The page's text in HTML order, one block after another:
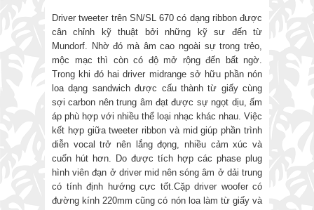
Driver tweeter trên SN/SL 670 có dạng ribbon được
cân chỉnh kỹ thuật bởi những kỹ sư đến từ
Mundorf. Nhờ đó mà âm cao ngoài sự trong trẻo,
mộc mạc thì còn có độ mở rộng đến bất ngờ.
Trong khi đó hai driver midrange sở hữu phần nón
loa dạng sandwich được cấu thành từ giấy cùng
sợi carbon nên trung âm đạt được sự ngọt dịu, ấm
áp phù hợp với nhiều thể loại nhạc khác nhau. Việc
kết hợp giữa tweeter ribbon và mid giúp phần trình
diễn vocal trở nên lắng đọng, nhiều cảm xúc và
cuốn hút hơn. Do được tích hợp các phase plug
hình viên đạn ở driver mid nên sóng âm ở dải trung
có tính định hướng cực tốt.Cặp driver woofer có
đường kính 220mm cũng có nón loa làm từ giấy và